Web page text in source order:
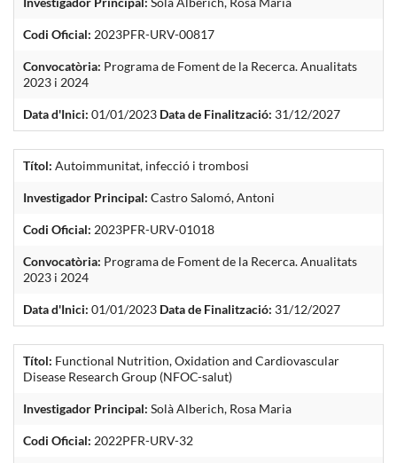
Codi Oficial: 2023PFR-URV-00817
Convocatòria: Programa de Foment de la Recerca. Anualitats
2023 i 2024
Data d'Inici: 01/01/2023 Data de Finalització: 31/12/2027
Títol: Autoimmunitat, infecció i trombosi
Investigador Principal: Castro Salomó, Antoni
Codi Oficial: 2023PFR-URV-01018
Convocatòria: Programa de Foment de la Recerca. Anualitats
2023 i 2024
Data d'Inici: 01/01/2023 Data de Finalització: 31/12/2027
Títol: Functional Nutrition, Oxidation and Cardiovascular
Disease Research Group (NFOC-salut)
Investigador Principal: Solà Alberich, Rosa Maria
Codi Oficial: 2022PFR-URV-32